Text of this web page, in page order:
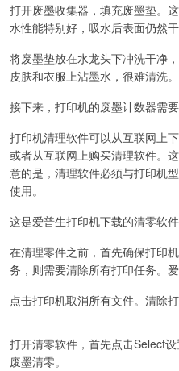
打开废墨收集器，填充废墨垫。
水性能特别好，吸水后表面仍然干
将废墨垫放在水龙头下冲洗干净
皮肤和衣服上沾墨水，很难清洗。
接下来，打印机的废墨计数器需要
打印机清理软件可以从互联网上
或者从互联网上购买清理软件。
意的是，清理软件必须与打印机
使用。
这是爱普生打印机下载的清零软件
在清理零件之前，首先确保打印
务，则需要清除所有打印任务。
点击打印机取消所有文件。清除打
打开清零软件，首先点击Select
废墨清零。